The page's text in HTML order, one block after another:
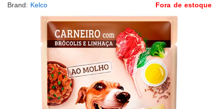
Brand: Kelco Fora de estoque